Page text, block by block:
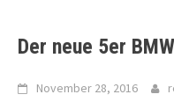
Der neue 5er
November 28, 2016